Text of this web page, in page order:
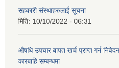
सहकारी संस्थाहरुलाई सूचना
मिति: 10/10/2022 - 06:31
औषधि उपचार बापत खर्च प्राप्त गर्न
कारबाहि सम्बन्धमा